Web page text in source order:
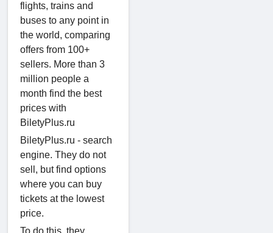
flights, trains and
buses to any point in
the world, comparing
offers from 100+
sellers. More than 3
million people a
month find the best
prices with
BiletyPlus.ru
BiletyPlus.ru - search
engine. They do not
sell, but find options
where you can buy
tickets at the lowest
price.